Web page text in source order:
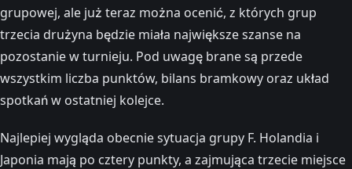
grupowej, ale już teraz można ocenić, z których grup
trzecia drużyna będzie miała największe szanse na
pozostanie w turnieju. Pod uwagę brane są przede
wszystkim liczba punktów, bilans bramkowy oraz układ
spotkań w ostatniej kolejce.
Najlepiej wygląda obecnie sytuacja grupy F. Holandia i
Japonia mają po cztery punkty, a zajmująca trzecie miejsce